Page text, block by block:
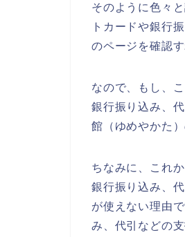
そのように色々
トカードや銀行
のページを確認
なので、もし、
銀行振り込み、
館（ゆめやかた
ちなみに、これ
銀行振り込み、
が使えない理由
み、代引などの